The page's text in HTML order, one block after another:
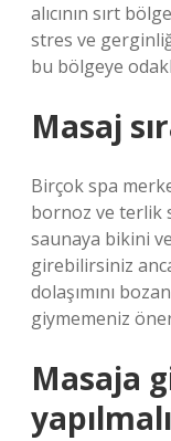
alıcının sırt
stres ve
bu bölgeye
Masaj
Birçok spa
bornoz ve terlik
saunaya bikini
girebilirsiniz
dolaşımını
giymemeniz
Masaja